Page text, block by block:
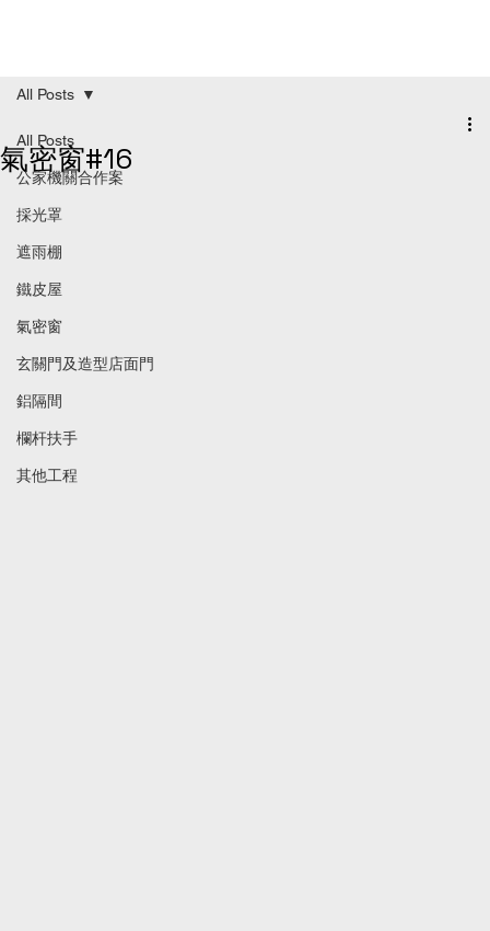
All Posts
公家機關合作案
採光罩
遮雨棚
鐵皮屋
氣密窗
玄關門及造型店面門
鋁隔間
欄杆扶手
其他工程
All Posts
氣密窗#16